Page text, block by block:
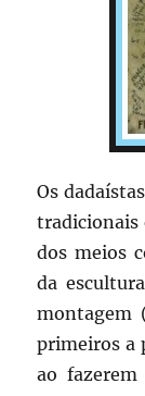
Os
tradicionais
dos meios
da
montagem
primeiros a
ao